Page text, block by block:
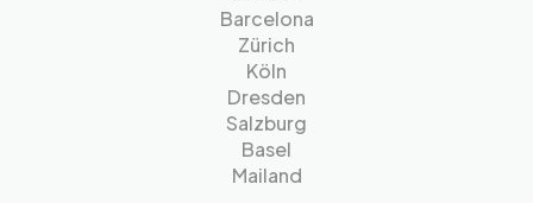
Barcelona
Zürich
Köln
Dresden
Salzburg
Basel
Mailand